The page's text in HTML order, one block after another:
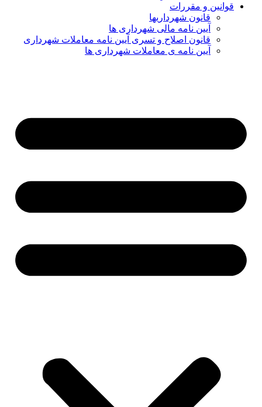
قوانین و مقررات
قانون شهرداریها
آیین نامه مالی شهرداری ها
قانون اصلاح و تسری آیین نامه معاملات شهرداری
آیین نامه ی معاملات شهرداری ها